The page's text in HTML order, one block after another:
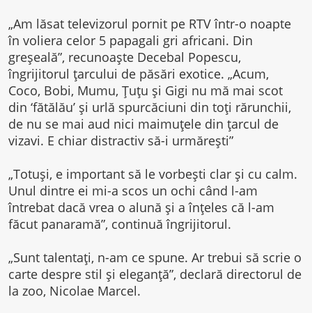
„Am lăsat televizorul pornit pe RTV într-o noapte
în voliera celor 5 papagali gri africani. Din
greşeală”, recunoaşte Decebal Popescu,
îngrijitorul ţarcului de păsări exotice. „Acum,
Coco, Bobi, Mumu, Ţuţu şi Gigi nu mă mai scot
din ‘fătălău’ şi urlă spurcăciuni din toţi rărunchii,
de nu se mai aud nici maimuţele din ţarcul de
vizavi. E chiar distractiv să-i urmăreşti”
„Totuşi, e important să le vorbeşti clar şi cu calm.
Unul dintre ei mi-a scos un ochi când l-am
întrebat dacă vrea o alună şi a înţeles că l-am
făcut panaramă”, continuă îngrijitorul.
„Sunt talentaţi, n-am ce spune. Ar trebui să scrie o
carte despre stil şi eleganţă”, declară directorul de
la zoo, Nicolae Marcel.